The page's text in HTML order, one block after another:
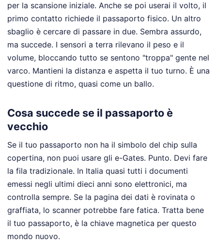
per la scansione iniziale. Anche se poi userai il volto, il
primo contatto richiede il passaporto fisico. Un altro
sbaglio è cercare di passare in due. Sembra assurdo,
ma succede. I sensori a terra rilevano il peso e il
volume, bloccando tutto se sentono "troppa" gente nel
varco. Mantieni la distanza e aspetta il tuo turno. È una
questione di ritmo, quasi come un ballo.
Cosa succede se il passaporto è
vecchio
Se il tuo passaporto non ha il simbolo del chip sulla
copertina, non puoi usare gli e-Gates. Punto. Devi fare
la fila tradizionale. In Italia quasi tutti i documenti
emessi negli ultimi dieci anni sono elettronici, ma
controlla sempre. Se la pagina dei dati è rovinata o
graffiata, lo scanner potrebbe fare fatica. Tratta bene
il tuo passaporto, è la chiave magnetica per questo
mondo nuovo.